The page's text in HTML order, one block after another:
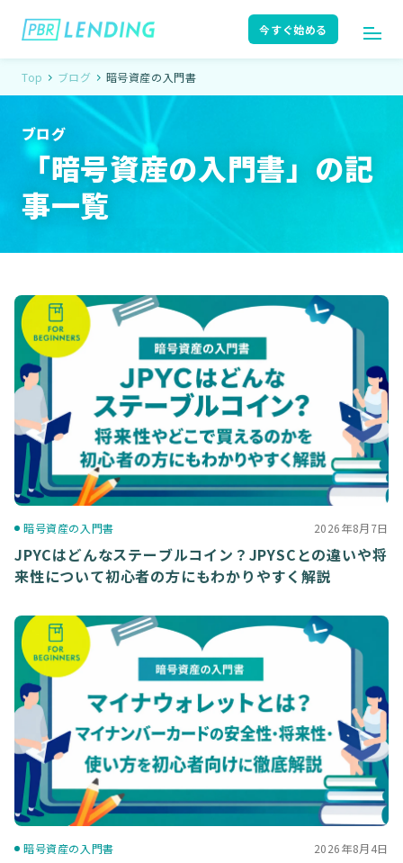
今すぐ始める
ログイン
はじめての方へ ユーザーガイド
ニュースリリース
ブログ
ご利用中のお客様
企業情報 キャリア採用 規約・ポリシー お問い合わせ
Top ブログ 暗号資産の入門書
ブログ
「暗号資産の入門書」の記
事一覧
暗号資産の入門書 2026年8月7日
JPYCはどんなステーブルコイン？JPYSCとの違いや将
来性について初心者の方にもわかりやすく解説
暗号資産の入門書 2026年8月4日